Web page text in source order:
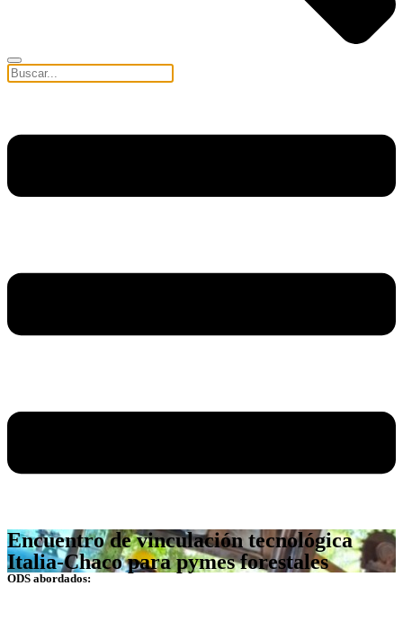
Encuentro de vinculación tecnológica
Italia-Chaco para pymes forestales
ODS abordados: